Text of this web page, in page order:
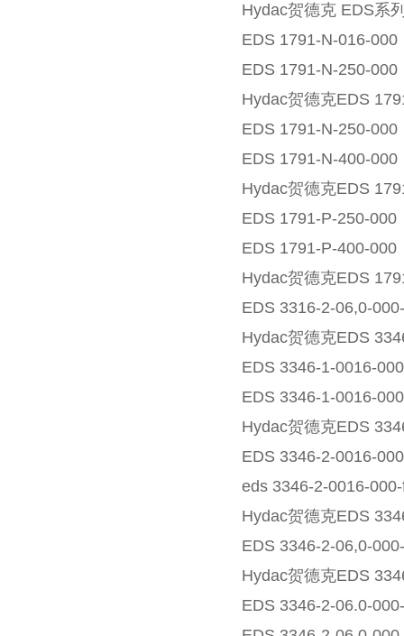
Hydac贺德克 EDS系
EDS 1791-N-016-000
EDS 1791-N-250-000
Hydac贺德克EDS
EDS 1791-N-250-000
EDS 1791-N-400-000
Hydac贺德克EDS
EDS 1791-P-250-000
EDS 1791-P-400-000
Hydac贺德克EDS
EDS 3316-2-06,0-
Hydac贺德克EDS
EDS 3346-1-0016-
EDS 3346-1-0016-
Hydac贺德克EDS
EDS 3346-2-0016-
eds 3346-2-0016-
Hydac贺德克EDS
EDS 3346-2-06,0-
Hydac贺德克EDS
EDS 3346-2-06.0-